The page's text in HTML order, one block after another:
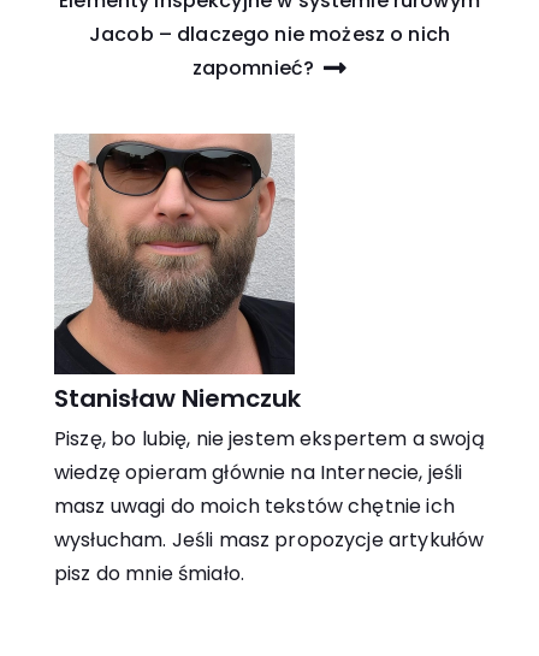
Jacob – dlaczego nie możesz o nich
zapomnieć?
Stanisław Niemczuk
Piszę, bo lubię, nie jestem ekspertem a swoją
wiedzę opieram głównie na Internecie, jeśli
masz uwagi do moich tekstów chętnie ich
wysłucham. Jeśli masz propozycje artykułów
pisz do mnie śmiało.